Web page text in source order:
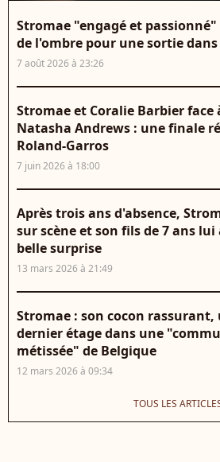
Stromae "engagé et
de l'ombre pour une sortie dans
7 août 2026 à 23:26
Stromae et Coralie Barbier face
Natasha Andrews : une finale
Roland-Garros
7 juin 2026 à 18:00
Après trois ans d'absence,
sur scène et son fils de 7 ans
belle surprise
13 mars 2026 à 21:49
Stromae : son cocon
dernier étage dans une
métissée" de Belgique
12 mars 2026 à 09:34
TOUS LES